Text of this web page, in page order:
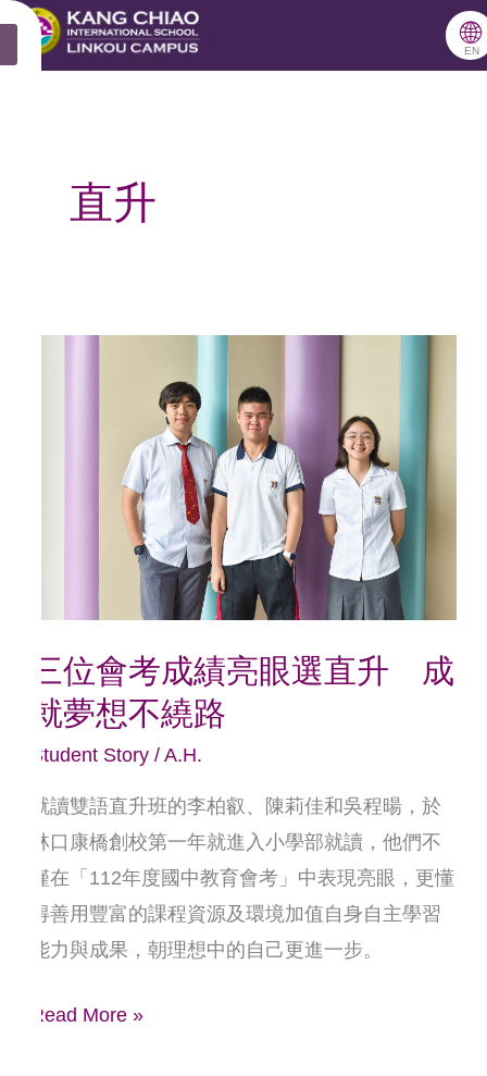
🌐
EN
直升
三位會考成績亮眼選直升 成
就夢想不繞路
Student Story/ A.H.
就讀雙語直升班的李柏叡、陳莉佳和吳程暘，於
林口康橋創校第一年就進入小學部就讀，他們不
僅在「112年度國中教育會考」中表現亮眼，更懂
得善用豐富的課程資源及環境加值自身自主學習
能力與成果，朝理想中的自己更進一步。
直
升
成
夢
想
不
繞
路
Read More »